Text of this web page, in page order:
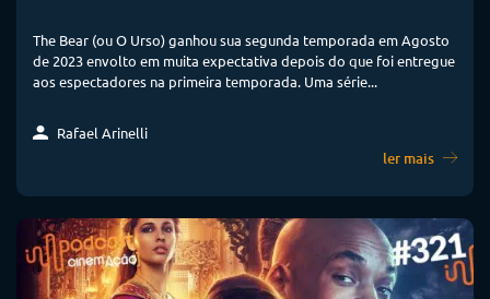
The Bear (ou O Urso) ganhou sua segunda temporada em Agosto
de 2023 envolto em muita expectativa depois do que foi entregue
aos espectadores na primeira temporada. Uma série...
Rafael Arinelli
ler mais